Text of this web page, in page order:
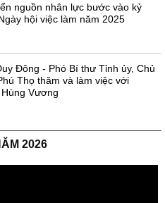
nguồn nhân lực bước vào kỷ
hội việc làm năm 2025
Đông - Phó Bí thư Tỉnh ủy, Chủ
Thọ thăm và làm việc với
Vương
2026